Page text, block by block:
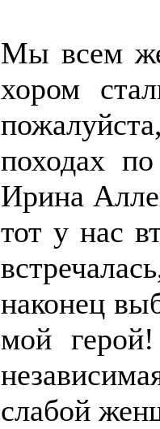
Мы всем
хором
походах
Ирина
тот у нас
наконец
мой
слабой